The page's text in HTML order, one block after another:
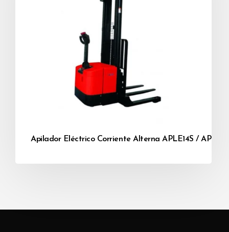
Apilador Eléctrico Corriente Alterna APLE14S /